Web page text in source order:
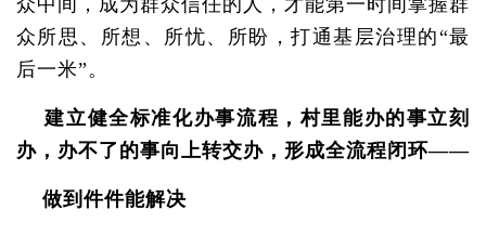
众中间，成为群众信任的人，才能第一时间掌握群
众所思、所想、所忧、所盼，打通基层治理的“最
后一米”。
建立健全标准化办事流程，村里能办的事立刻
办，办不了的事向上转交办，形成全流程闭环——
做到件件能解决